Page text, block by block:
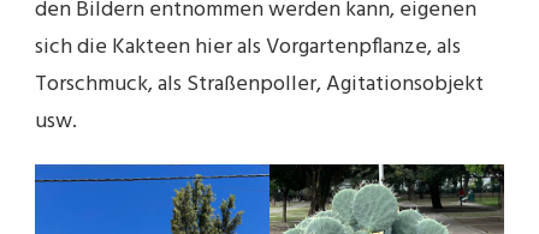
den Bildern entnommen werden kann, eigenen
sich die Kakteen hier als Vorgartenpflanze, als
Torschmuck, als Straßenpoller, Agitationsobjekt
usw.